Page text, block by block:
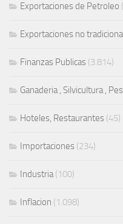
Exportaciones de Petroleo
Exportaciones no
Finanzas Publicas (3.814)
Ganaderia , Silvicultura ,
Hoteles, Restaurantes (45)
Importaciones (234)
Industria(100)
Inflacion (1.098)